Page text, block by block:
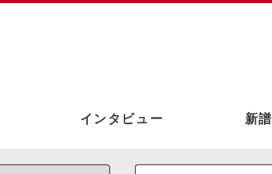
インタビュー 新